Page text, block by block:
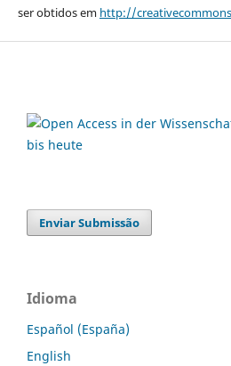
ser obtidos em http://
Enviar Submissão
Idioma
Español (España)
English